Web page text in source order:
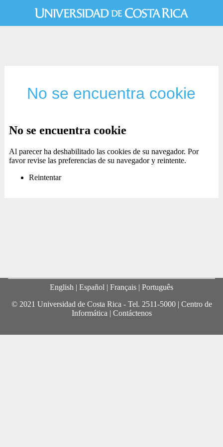
No se encuentra cookie
No se encuentra cookie
Al parecer ha deshabilitado las cookies de su navegador. Por
favor revise las preferencias de su navegador y reintente.
Reintentar
English | Español | Français | Português
© 2021 Universidad de Costa Rica - Tel. 2511-5000| Centro de
Informática | Contáctenos